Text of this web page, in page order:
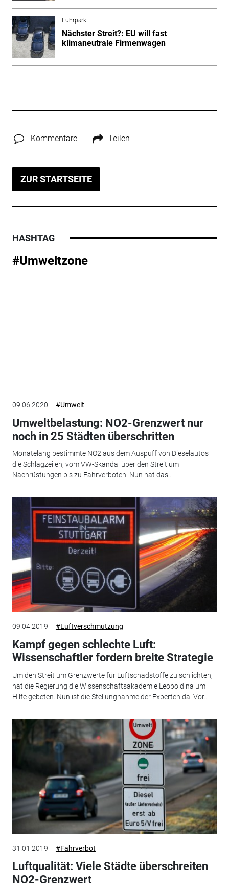
Fuhrpark
Nächster Streit?: EU will fast
klimaneutrale Firmenwagen
Kommentare Teilen
ZUR STARTSEITE
HASHTAG
#Umweltzone
09.06.2020 #Umwelt
Umweltbelastung: NO2-Grenzwert nur
noch in 25 Städten überschritten
Monatelang bestimmte NO2 aus dem Auspuff von Dieselautos
die Schlagzeilen, vom VW-Skandal über den Streit um
Nachrüstungen bis zu Fahrverboten. Nun hat das...
09.04.2019 #Luftverschmutzung
Kampf gegen schlechte Luft:
Wissenschaftler fordern breite Strategie
Um den Streit um Grenzwerte für Luftschadstoffe zu schlichten,
hat die Regierung die Wissenschaftsakademie Leopoldina um
Hilfe gebeten. Nun ist die Stellungnahme der Experten da. Vor...
31.01.2019 #Fahrverbot
Luftqualität: Viele Städte überschreiten
NO2-Grenzwert